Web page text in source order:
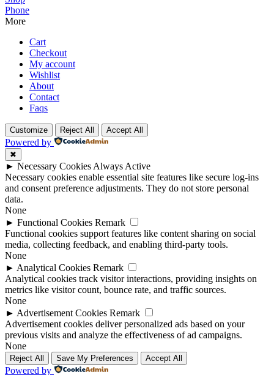
Phone
More
Cart
Checkout
My account
Wishlist
About
Contact
Faqs
Customize Reject All Accept All
Powered by
✖
► Necessary Cookies Always Active
Necessary cookies enable essential site features like secure log-ins
and consent preference adjustments. They do not store personal
data.
None
► Functional Cookies Remark
Functional cookies support features like content sharing on social
media, collecting feedback, and enabling third-party tools.
None
► Analytical Cookies Remark
Analytical cookies track visitor interactions, providing insights on
metrics like visitor count, bounce rate, and traffic sources.
None
► Advertisement Cookies Remark
Advertisement cookies deliver personalized ads based on your
previous visits and analyze the effectiveness of ad campaigns.
None
Reject All Save My Preferences Accept All
Powered by